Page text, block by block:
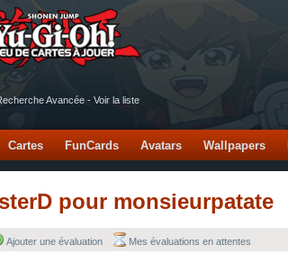
Avancée - Voir la liste
Cartes FunCards Avatars Wallpapers
pour monsieurpatate
Ajouter une évaluation Mes évaluations en attentes